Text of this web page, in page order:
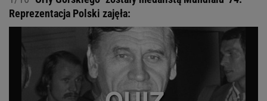
Reprezentacja Polski zajęła: